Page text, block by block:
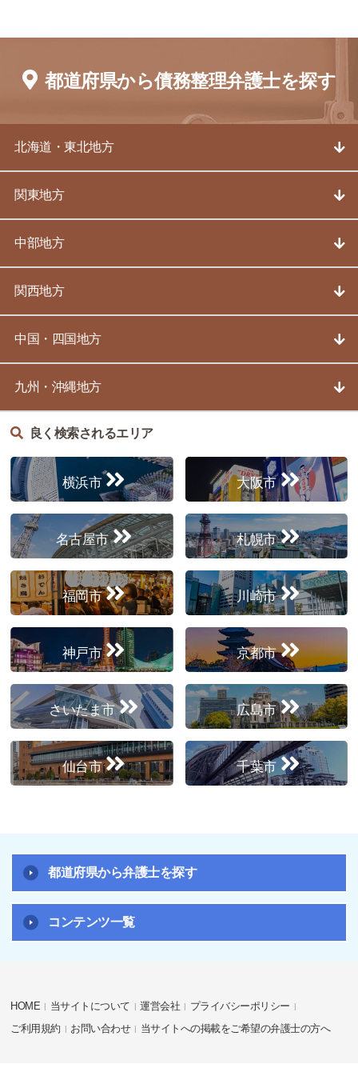
都道府県から債務整理弁護士を探す
北海道・東北地方
関東地方
中部地方
関西地方
中国・四国地方
九州・沖縄地方
良く検索されるエリア
横浜市 大阪市
名古屋市 札幌市
福岡市 川崎市
神戸市 京都市
さいたま市 広島市
仙台市 千葉市
都道府県から弁護士を探す
コンテンツ一覧
HOME 当サイトについて 運営会社
プライバシーポリシー
ご利用規約
お問い合わせ 当サイトへの掲載をご希望の弁護士の方へ